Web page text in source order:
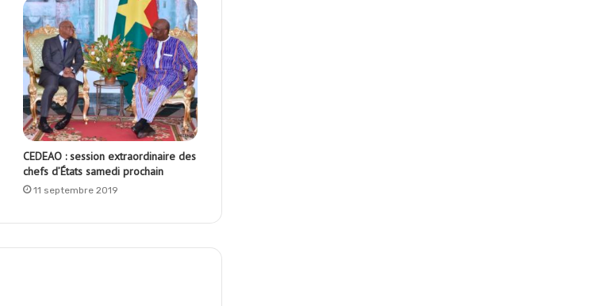
CEDEAO : session extraordinaire des
chefs d’États samedi prochain
11 septembre 2019